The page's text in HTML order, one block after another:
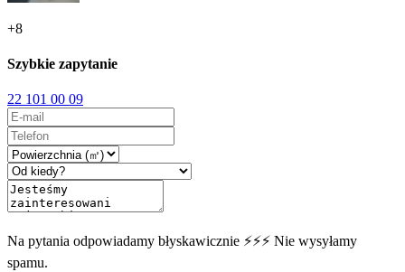
+8
Szybkie zapytanie
22 101 00 09
Na pytania odpowiadamy błyskawicznie ⚡⚡⚡ Nie wysyłamy
spamu.